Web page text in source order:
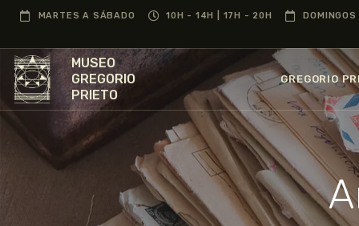
MARTES A SÁBADO 10H - 14H | 17H - 20H
MUSEO
GREGORIO
PRIETO
GREGORIO